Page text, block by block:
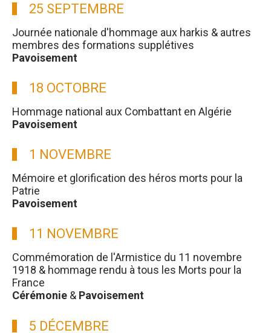
25 SEPTEMBRE
Journée nationale d'hommage aux harkis & autres
membres des formations supplétives
Pavoisement
18 OCTOBRE
Hommage national aux Combattant en Algérie
Pavoisement
1 NOVEMBRE
Mémoire et glorification des héros morts pour la
Patrie
Pavoisement
11 NOVEMBRE
Commémoration de l'Armistice du 11 novembre
1918 & hommage rendu à tous les Morts pour la
France
Cérémonie & Pavoisement
5 DÉCEMBRE